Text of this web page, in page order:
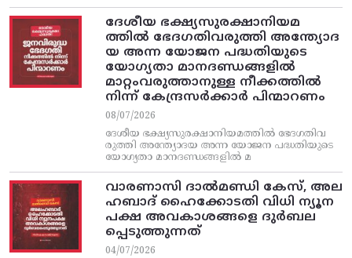
ദേശീയ ഭക്ഷ്യസുരക്ഷാനിയമ
ത്തിൽ ഭേദഗതിവരുത്തി അന്ത്യോദ
യ അന്ന യോജന പദ്ധതിയുടെ
യോഗ്യതാ മാനദണ്ഡങ്ങളിൽ
മാറ്റംവരുത്താനുള്ള നീക്കത്തിൽ
നിന്ന്‌ കേന്ദ്രസർക്കാർ പിന്മാറണം
08/07/2026
ദേശീയ ഭക്ഷ്യസുരക്ഷാനിയമത്തിൽ ഭേദഗതിവ
രുത്തി അന്ത്യോദയ അന്ന യോജന പദ്ധതിയുടെ
യോഗ്യതാ മാനദണ്ഡങ്ങളിൽ മ
വാരണാസി ദാൽമണ്ഡി കേസ്, അല
ഹബാദ് ഹൈക്കോടതി വിധി ന്യൂന
പക്ഷ അവകാശങ്ങളെ ദുർബല
പ്പെടുത്തുന്നത്
04/07/2026